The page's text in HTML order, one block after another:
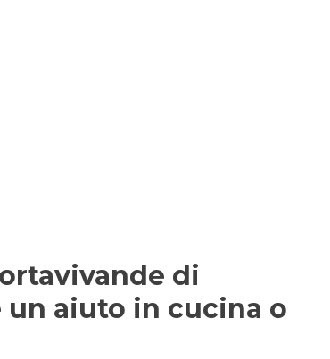
di
un aiuto in cucina o